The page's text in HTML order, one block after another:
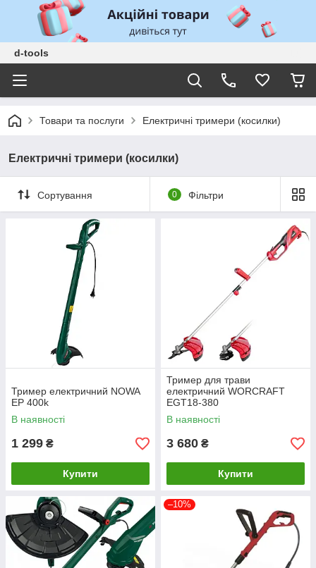
d-tools
Товари та послуги Електричні тримери (косилки)
Електричні тримери (косилки)
Сортування 0 Фільтри
Тример електричний NOWA
EP 400k
В наявності
1 299 ₴
Купити
Тример для трави
електричний WORCRAFT
EGT18-380
В наявності
3 680 ₴
Купити
–10%